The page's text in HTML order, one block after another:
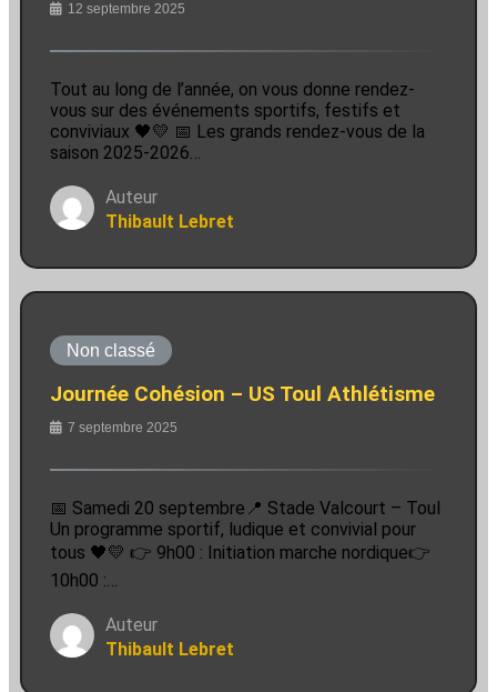
12 septembre 2025
Tout au long de l’année, on vous donne rendez-
vous sur des événements sportifs, festifs et
conviviaux 🖤💛 📅 Les grands rendez-vous de la
saison 2025-2026…
Auteur
Thibault Lebret
Non classé
Journée Cohésion – US Toul Athlétisme
7 septembre 2025
📅 Samedi 20 septembre📍 Stade Valcourt – Toul
Un programme sportif, ludique et convivial pour
tous 🖤💛 👉 9h00 : Initiation marche nordique👉
10h00 :…
Auteur
Thibault Lebret